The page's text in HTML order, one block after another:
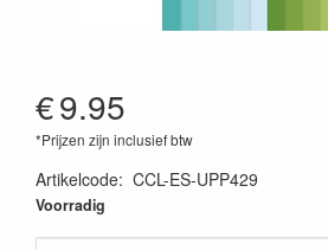
€9.95
*Prijzen zijn inclusief btw
Artikelcode: CCL-ES-UPP429
8713943165881
Voorradig